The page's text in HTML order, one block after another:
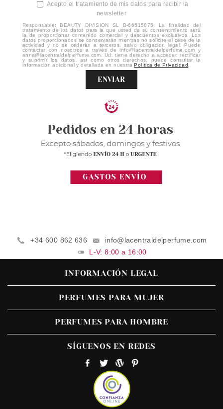
Acepto el tratamiento de mis datos para recibir la
newsletter
Responsable: BEAUTY DIVISION SL B-66515875. La finalidad del
tratamiento de los datos para la que usted da su consentimiento será
la de proporcionar contenido comercial y descuentos exclusivos. Los
datos proporcionados se conservarán mientras no solicite el cese de la
actividad y no se cederán a terceros, salvo obligación legal. Puede
contactar con nosotros a través de info@lacentraldelperfume.com y
anna@lacentraldelperfume.com. Ud. tiene derecho a acceder, rectificar
y suprimir los datos, así como otros derechos, puede consultar la
información adicional y detallada en nuestraPolítica de Privacidad
ENVIAR
+34 600 862 636
info@lacentraldelperfume.com
L-V: 8:00 a 16:00
INFORMACIÓN LEGAL
PERFUMES PARA MUJER
PERFUMES PARA HOMBRE
SÍGUENOS EN REDES